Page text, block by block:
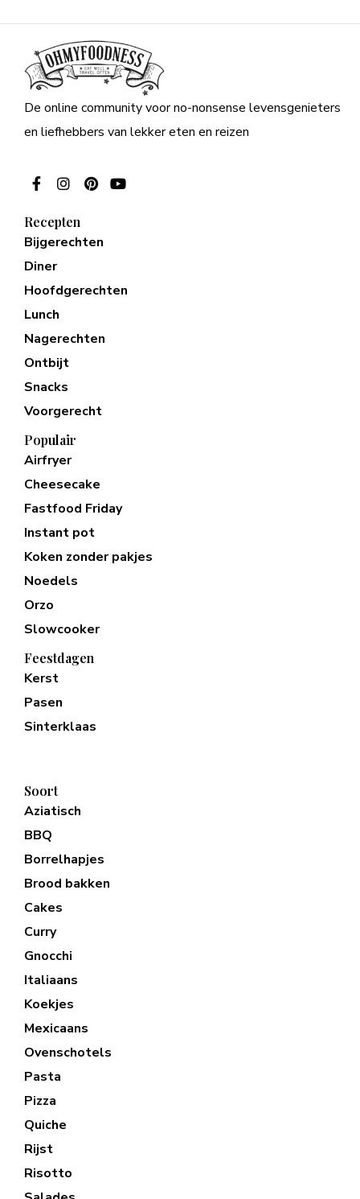
De online community voor no-nonsense levensgenieters
en liefhebbers van lekker eten en reizen
Recepten
Bijgerechten
Diner
Hoofdgerechten
Lunch
Nagerechten
Ontbijt
Snacks
Voorgerecht
Populair
Airfryer
Cheesecake
Fastfood Friday
Instant pot
Koken zonder pakjes
Noedels
Orzo
Slowcooker
Feestdagen
Kerst
Pasen
Sinterklaas
Soort
Aziatisch
BBQ
Borrelhapjes
Brood bakken
Cakes
Curry
Gnocchi
Italiaans
Koekjes
Mexicaans
Ovenschotels
Pasta
Pizza
Quiche
Rijst
Risotto